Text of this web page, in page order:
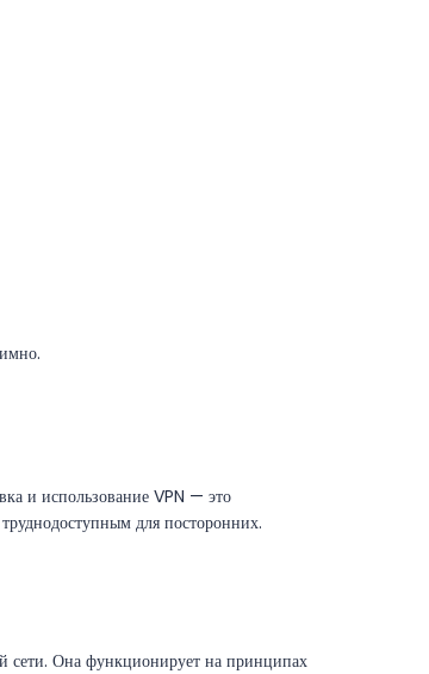
и использование VPN — это
для посторонних.
сети. Она функционирует на принципах